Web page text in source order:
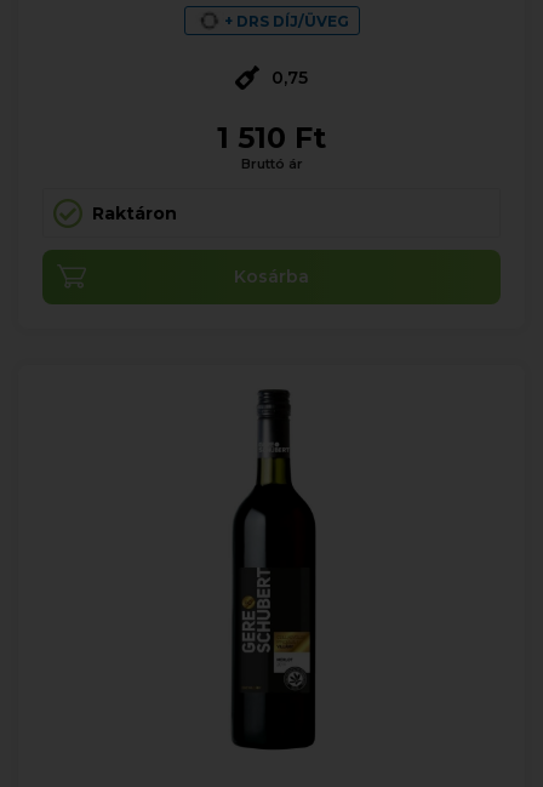
+ DRS DÍJ/ÜVEG
0,75
1 510 Ft
Bruttó ár
Raktáron
Kosárba